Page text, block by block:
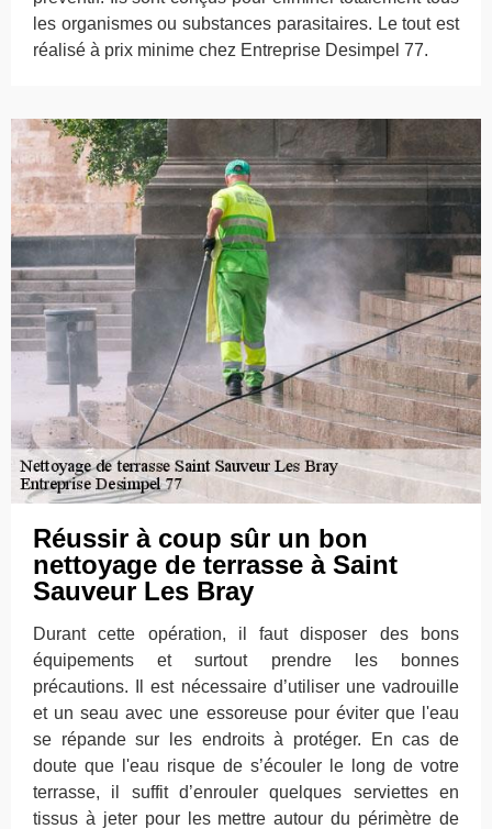
les organismes ou substances parasitaires. Le tout est
réalisé à prix minime chez Entreprise Desimpel 77.
Réussir à coup sûr un bon
nettoyage de terrasse à Saint
Sauveur Les Bray
Durant cette opération, il faut disposer des bons
équipements et surtout prendre les bonnes
précautions. Il est nécessaire d’utiliser une vadrouille
et un seau avec une essoreuse pour éviter que l'eau
se répande sur les endroits à protéger. En cas de
doute que l'eau risque de s’écouler le long de votre
terrasse, il suffit d’enrouler quelques serviettes en
tissus à jeter pour les mettre autour du périmètre de